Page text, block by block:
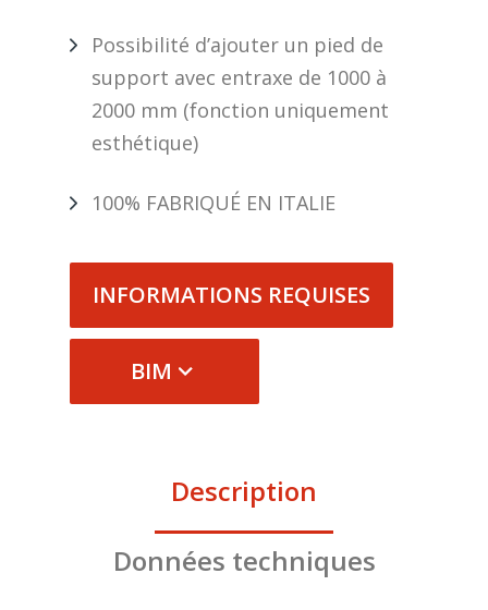
Possibilité d’ajouter un pied de
support avec entraxe de 1000 à
2000 mm (fonction uniquement
esthétique)
100% FABRIQUÉ EN ITALIE
INFORMATIONS REQUISES
BIM
Description
Données techniques